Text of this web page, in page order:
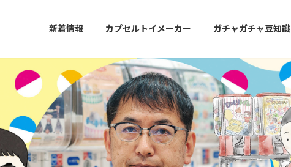
新着情報 カプセルトイメーカー ガチャガチャ豆知識